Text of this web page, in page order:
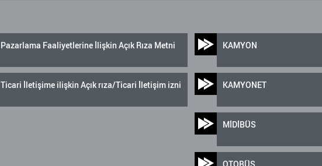
Pazarlama Faaliyetlerine İlişkin Açık Rıza Metni
Ticari İletişime ilişkin Açık rıza/Ticari İletişim izni
KAMYON
KAMYONET
MİDİBÜS